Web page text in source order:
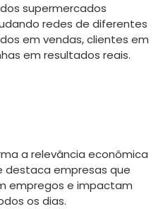
supermercados
redes de diferentes
em vendas, clientes em
em resultados reais.
a relevância econômica
destaca empresas que
empregos e impactam
os dias.